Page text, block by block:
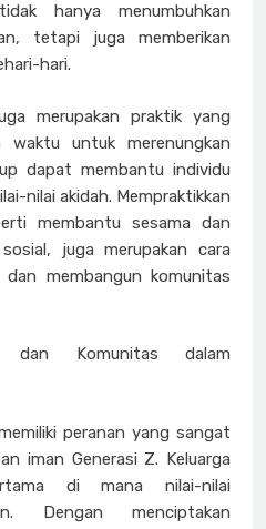
hanya menumbuhkan
tetapi juga memberikan
hari.
merupakan praktik yang
waktu untuk merenungkan
dapat membantu individu
nilai akidah. Mempraktikkan
membantu sesama dan
juga merupakan cara
membangun komunitas
dan Komunitas dalam
peranan yang sangat
iman Generasi Z. Keluarga
di mana nilai-nilai
Dengan menciptakan